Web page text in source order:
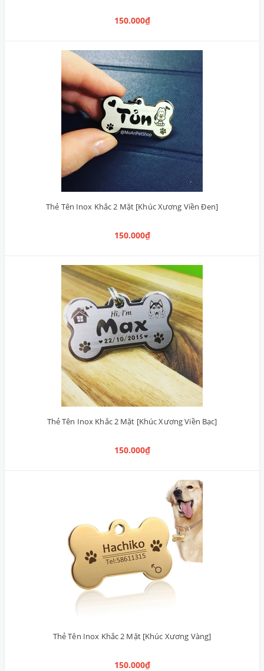
150.000₫
Thẻ Tên Inox Khắc 2 Mặt [Khúc Xương Viền Đen]
150.000₫
Thẻ Tên Inox Khắc 2 Mặt [Khúc Xương Viền Bạc]
150.000₫
Thẻ Tên Inox Khắc 2 Mặt [Khúc Xương Vàng]
150.000₫